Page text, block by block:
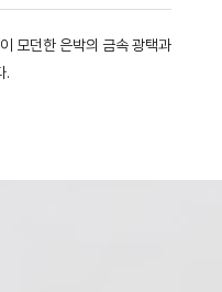
모던한 은박의 금속 광택과
.